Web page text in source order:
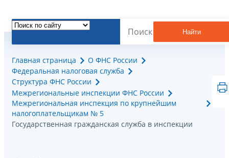
Найти
Главная страница
О ФНС России
Федеральная налоговая служба
Структура ФНС России
Межрегиональные инспекции ФНС России
Межрегиональная инспекция по крупнейшим
налогоплательщикам № 5
Государственная гражданская служба в инспекции